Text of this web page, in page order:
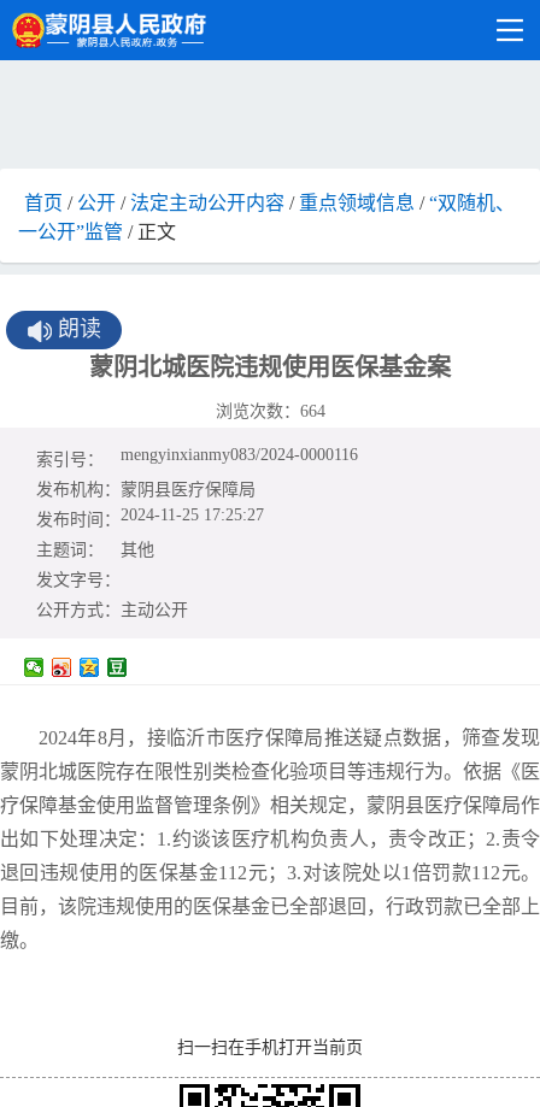
首页 / 公开 /法定主动公开内容 / 重点领域信息 /“双随机、
一公开”监管 / 正文
朗读
蒙阴北城医院违规使用医保基金案
浏览次数： 664
索引号：
mengyinxianmy083/2024-0000116
发布机构： 蒙阴县医疗保障局
发布时间： 2024-11-25 17:25:27
主题词：
其他
发文字号：
公开方式： 主动公开
2024年8月，接临沂市医疗保障局推送疑点数据，筛查发现
蒙阴北城医院存在限性别类检查化验项目等违规行为。依据《医
疗保障基金使用监督管理条例》相关规定，蒙阴县医疗保障局作
出如下处理决定：1.约谈该医疗机构负责人，责令改正；2.责令
退回违规使用的医保基金112元；3.对该院处以1倍罚款112元。
目前，该院违规使用的医保基金已全部退回，行政罚款已全部上
缴。
扫一扫在手机打开当前页